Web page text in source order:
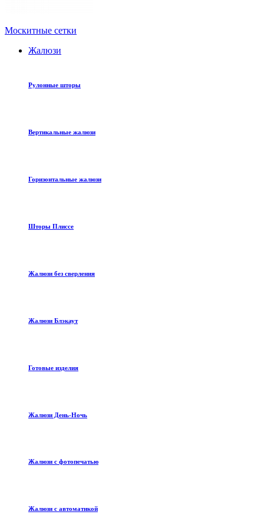
Москитные сетки
Жалюзи
Рулонные шторы
Вертикальные жалюзи
Горизонтальные жалюзи
Шторы Плиссе
Жалюзи без сверления
Жалюзи Блэкаут
Готовые изделия
Жалюзи День-Ночь
Жалюзи с фотопечатью
Жалюзи с автоматикой